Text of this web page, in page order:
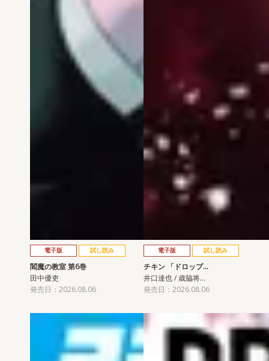
電子版 試し読み
閻魔の教室 第6巻
田中優吏
発売日：2026.08.06
電子版 試し読み
チキン 「ドロップ…
井口達也 / 歳脇将…
発売日：2026.08.06